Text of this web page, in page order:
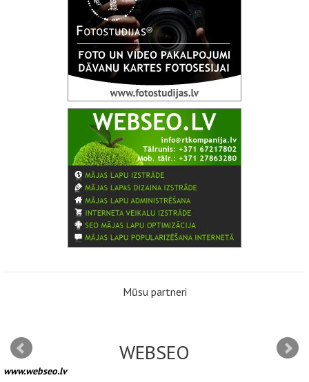
Mūsu partneri
WEBSEO
www.webseo.lv